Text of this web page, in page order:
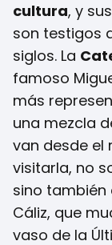
cultura, y
son testigos
siglos. La
famoso
más
una mezcla
van desde el
visitarla, no
sino también
Cáliz, que
vaso de la